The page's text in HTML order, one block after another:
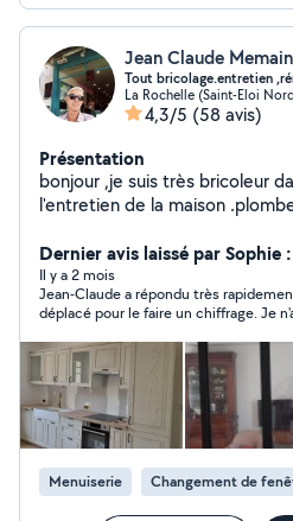
Jean Claude Memain
Tout bricolage.entretien
La Rochelle (Saint-Eloi
4,3/5 (58 avis)
Présentation
bonjour ,je suis très bricoleur
l'entretien de la maison
maison où appartement. Le
Dernier avis laissé par Sophie
Il y a 2 mois
Jean-Claude a répondu très
déplacé pour le faire un chiffrage. Je
Menuiserie Changement de